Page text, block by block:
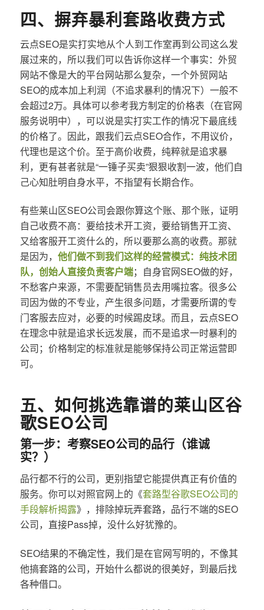
四、摒弃暴利套路收费方式
云点SEO是实打实地从个人到工作室再到公司这么发
展过来的，所以我们可以告诉你这样一个事实：外贸
网站不像是大的平台网站那么复杂，一个外贸网站
SEO的成本加上利润（不追求暴利的情况下）一般不
会超过2万。具体可以参考我方制定的价格表（在官网
服务说明中），可以说是实打实工作的情况下最底线
的价格了。因此，跟我们云点SEO合作，不用议价，
代理也是这个价。至于高价收费，纯粹就是追求暴
利，更有甚者就是“一锤子买卖”狠狠收割一波，他们自
己心知肚明自身水平，不指望有长期合作。
有些莱山区SEO公司会跟你算这个账、那个账，证明
自己收费不高：要给技术开工资，要给销售开工资、
又给客服开工资什么的，所以要那么高的收费。那就
是因为， 他们做不到我们这样的经营模式：纯技术团
队，创始人直接负责客户端；自身官网SEO做的好，
不愁客户来源，不需要配销售员去用嘴拉客。很多公
司因为做的不专业，产生很多问题，才需要所谓的专
门客服去应对，必要的时候踢皮球。而且，云点SEO
在理念中就是追求长远发展，而不是追求一时暴利的
公司；价格制定的标准就是能够保持公司正常运营即
可。
五、如何挑选靠谱的莱山区谷
歌SEO公司
第一步：考察SEO公司的品行（谁诚
实？）
品行都不行的公司，更别指望它能提供真正有价值的
服务。你可以对照官网上的《套路型谷歌SEO公司的
手段解析揭露》，排除掉玩弄套路，品行不端的SEO
公司，直接Pass掉，没什么好犹豫的。
SEO结果的不确定性，我们是在官网写明的，不像其
他搞套路的公司，开始什么都说的很美好，到最后找
各种借口。